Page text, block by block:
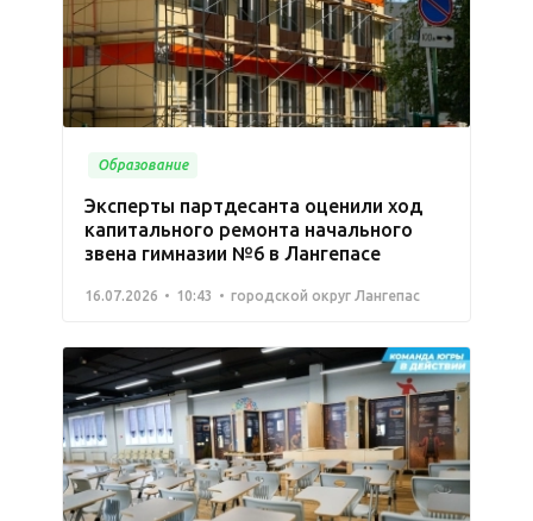
Образование
Эксперты партдесанта оценили ход
капитального ремонта начального
звена гимназии №6 в Лангепасе
16.07.2026 10:43 городской округ Лангепас